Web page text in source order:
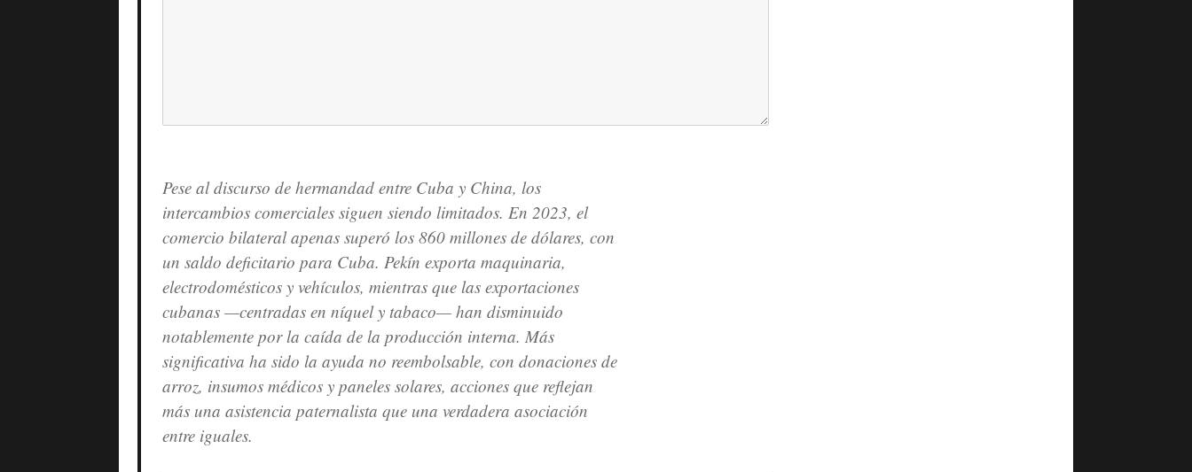
Pese al discurso de hermandad entre Cuba y China, los
intercambios comerciales siguen siendo limitados. En 2023, el
comercio bilateral apenas superó los 860 millones de dólares, con
un saldo deficitario para Cuba. Pekín exporta maquinaria,
electrodomésticos y vehículos, mientras que las exportaciones
cubanas —centradas en níquel y tabaco— han disminuido
notablemente por la caída de la producción interna. Más
significativa ha sido la ayuda no reembolsable, con donaciones de
arroz, insumos médicos y paneles solares, acciones que reflejan
más una asistencia paternalista que una verdadera asociación
entre iguales.